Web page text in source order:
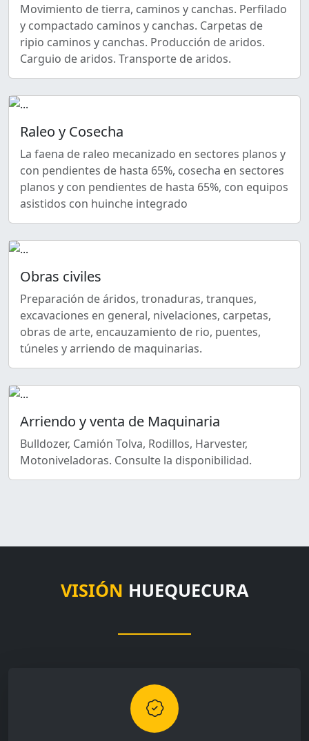
Movimiento de tierra, caminos y canchas. Perfilado
y compactado caminos y canchas. Carpetas de
ripio caminos y canchas. Producción de aridos.
Carguio de aridos. Transporte de aridos.
Raleo y Cosecha
La faena de raleo mecanizado en sectores planos y
con pendientes de hasta 65%, cosecha en sectores
planos y con pendientes de hasta 65%, con equipos
asistidos con huinche integrado
Obras civiles
Preparación de áridos, tronaduras, tranques,
excavaciones en general, nivelaciones, carpetas,
obras de arte, encauzamiento de rio, puentes,
túneles y arriendo de maquinarias.
Arriendo y venta de Maquinaria
Bulldozer, Camión Tolva, Rodillos, Harvester,
Motoniveladoras. Consulte la disponibilidad.
VISIÓN HUEQUECURA